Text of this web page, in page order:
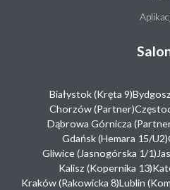
Białystok (Kręta 9)
Chorzów (Partner)
Dąbrowa Górnicza
Gdańsk (Hemara 15/U2)
Gliwice (Jasnogórska 1/1)
Kalisz (Kopernika 13)
Kraków (Rakowicka 8)Lublin